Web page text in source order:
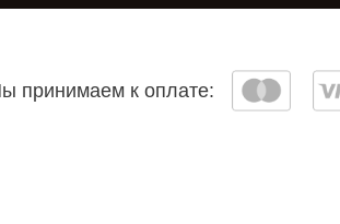
принимаем к оплате: